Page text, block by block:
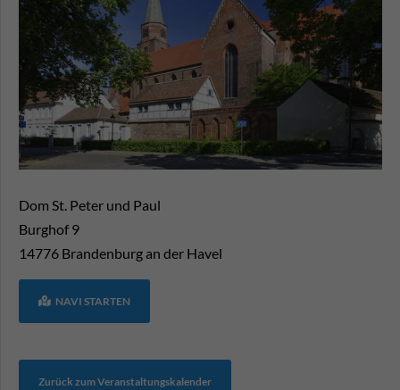
Dom St. Peter und Paul
Burghof 9
14776 Brandenburg an der Havel
NAVI STARTEN
Zurück zum Veranstaltungskalender